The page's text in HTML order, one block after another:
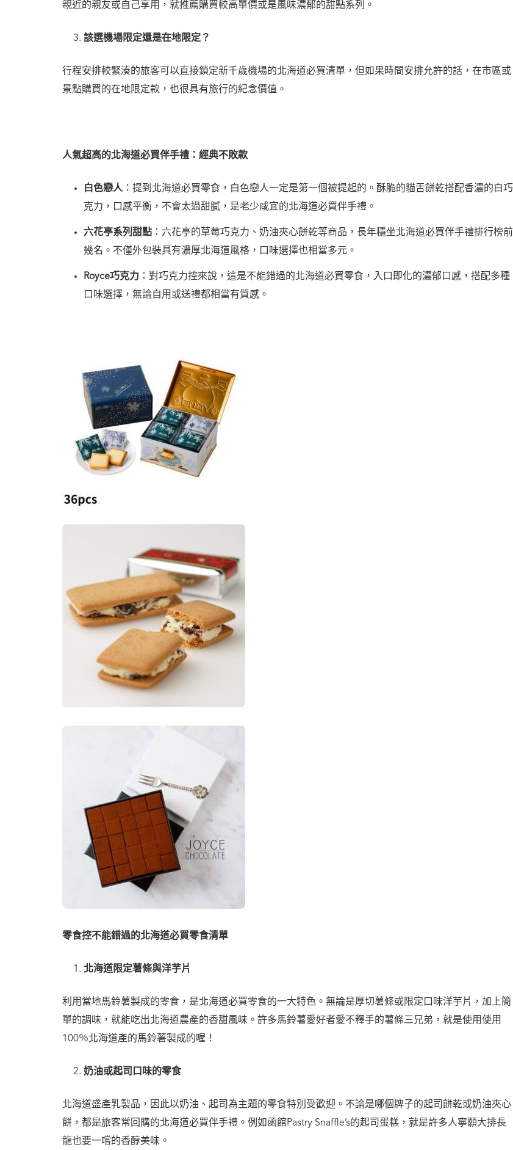
親近的親友或自己享用，就推薦購買較高單價或是風味濃郁的甜點系列。
該選機場限定還是在地限定？
行程安排較緊湊的旅客可以直接鎖定新千歲機場的北海道必買清單，但如果時間安排允許的話，在市區或
景點購買的在地限定款，也很具有旅行的紀念價值。
人氣超高的北海道必買伴手禮：經典不敗款
白色戀人：提到北海道必買零食，白色戀人一定是第一個被提起的。酥脆的貓舌餅乾搭配香濃的白巧
克力，口感平衡，不會太過甜膩，是老少咸宜的北海道必買伴手禮。
六花亭系列甜點 ：六花亭的草莓巧克力、奶油夾心餅乾等商品，長年穩坐北海道必買伴手禮排行榜前
幾名。不僅外包裝具有濃厚北海道風格，口味選擇也相當多元。
Royce巧克力 ：對巧克力控來說，這是不能錯過的北海道必買零食，入口即化的濃郁口感，搭配多種
口味選擇，無論自用或送禮都相當有質感。
零食控不能錯過的北海道必買零食清單
北海道限定薯條與洋芋片
利用當地馬鈴薯製成的零食，是北海道必買零食的一大特色。無論是厚切薯條或限定口味洋芋片，加上簡
單的調味，就能吃出北海道農產的香甜風味。許多馬鈴薯愛好者愛不釋手的薯條三兄弟，就是使用使用
100％北海道產的馬鈴薯製成的喔！
奶油或起司口味的零食
北海道盛產乳製品，因此以奶油、起司為主題的零食特別受歡迎。不論是哪個牌子的起司餅乾或奶油夾心
餅，都是旅客常回購的北海道必買伴手禮。例如函館Pastry Snaffle’s的起司蛋糕，就是許多人寧願大排長
龍也要一嚐的香醇美味。